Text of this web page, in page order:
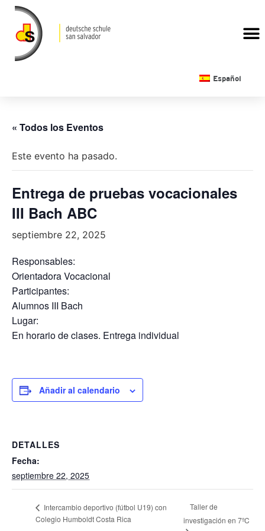
Español
« Todos los Eventos
Este evento ha pasado.
Entrega de pruebas vocacionales
III Bach ABC
septiembre 22, 2025
Responsables:
Orientadora Vocacional
Participantes:
Alumnos III Bach
Lugar:
En horario de clases. Entrega individual
Añadir al calendario
DETALLES
Fecha:
septiembre 22, 2025
Intercambio deportivo (fútbol U19) con
Colegio Humboldt Costa Rica
Taller de
investigación en 7ºC